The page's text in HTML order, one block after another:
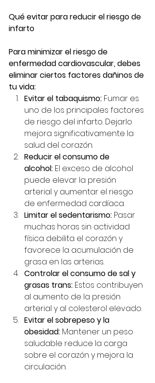
Qué evitar para reducir el riesgo de
infarto
Para minimizar el riesgo de
enfermedad cardiovascular, debes
eliminar ciertos factores dañinos de
tu vida:
Evitar el tabaquismo: Fumar es
uno de los principales factores
de riesgo del infarto. Dejarlo
mejora significativamente la
salud del corazón.
Reducir el consumo de
alcohol: El exceso de alcohol
puede elevar la presión
arterial y aumentar el riesgo
de enfermedad cardíaca.
Limitar el sedentarismo: Pasar
muchas horas sin actividad
física debilita el corazón y
favorece la acumulación de
grasa en las arterias.
Controlar el consumo de sal y
grasas trans: Estos contribuyen
al aumento de la presión
arterial y al colesterol elevado.
Evitar el sobrepeso y la
obesidad: Mantener un peso
saludable reduce la carga
sobre el corazón y mejora la
circulación.